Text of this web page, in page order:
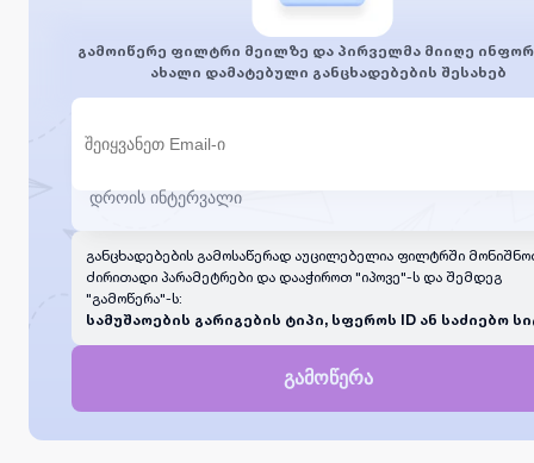
გამოიწერე ფილტრი მეილზე და პირველმა მიიღე
ახალი დამატებული განცხადებების შესახებ
განცხადებების გამოსაწერად აუცილებელია ფილტრში
ძირითადი პარამეტრები და დააჭიროთ "იპოვე"-ს და შემდეგ
"გამოწერა"-ს:
სამუშაოების გარიგების ტიპი, სფეროს ID ან საძიებო
გამოწერა